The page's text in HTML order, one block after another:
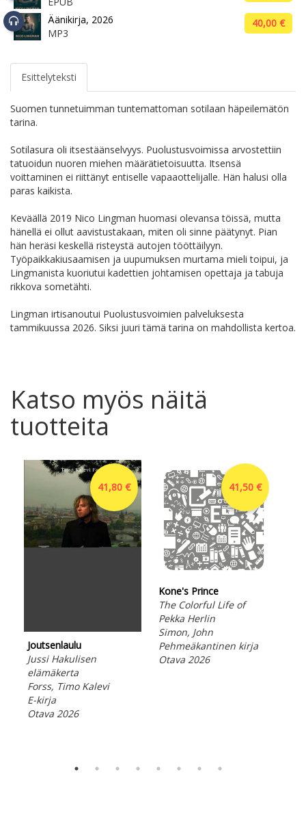
Äänikirja, 2026
MP3
40,00 €
Esittelyteksti
Suomen tunnetuimman tuntemattoman sotilaan häpeilemätön
tarina.
Sotilasura oli itsestäänselvyys. Puolustusvoimissa arvostettiin
tatuoidun nuoren miehen määrätietoisuutta. Itsensä
voittaminen ei riittänyt entiselle vapaaottelijalle. Hän halusi olla
paras kaikista.
Keväällä 2019 Nico Lingman huomasi olevansa töissä, mutta
hänellä ei ollut aavistustakaan, miten oli sinne päätynyt. Pian
hän heräsi keskellä risteystä autojen tööttäilyyn.
Työpaikkakiusaamisen ja uupumuksen murtama mieli toipui, ja
Lingmanista kuoriutui kadettien johtamisen opettaja ja tabuja
rikkova sometähti.
Lingman irtisanoutui Puolustusvoimien palveluksesta
tammikuussa 2026. Siksi juuri tämä tarina on mahdollista kertoa.
Katso myös näitä
tuotteita
41,80 €
Joutsenlaulu
Jussi Hakulisen
elämäkerta
Forss, Timo Kalevi
E-kirja
Otava 2026
41,50 €
Kone's Prince
The Colorful Life of
Pekka Herlin
Simon, John
Pehmeäkantinen kirja
Otava 2026